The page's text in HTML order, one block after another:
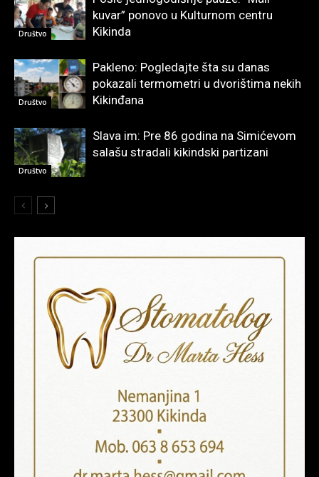
Društvo
kuvar” ponovo u Kulturnom centru
Kikinda
Društvo
Pakleno: Pogledajte šta su danas
pokazali termometri u dvorištima nekih
Kikinđana
Društvo
Slava im: Pre 86 godina na Simićevom
salašu stradali kikindski partizani